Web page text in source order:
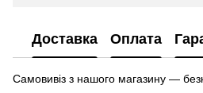
Доставка Оплата
Самовивіз з нашого магазину —